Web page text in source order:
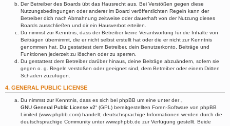
Der Betreiber des Boards übt das Hausrecht aus. Bei Verstößen gegen diese
Nutzungsbedingungen oder anderer im Board veröffentlichten Regeln kann der
Betreiber dich nach Abmahnung zeitweise oder dauerhaft von der Nutzung dieses
Boards ausschließen und dir ein Hausverbot erteilen.
Du nimmst zur Kenntnis, dass der Betreiber keine Verantwortung für die Inhalte von
Beiträgen übernimmt, die er nicht selbst erstellt hat oder die er nicht zur Kenntnis
genommen hat. Du gestattest dem Betreiber, dein Benutzerkonto, Beiträge und
Funktionen jederzeit zu löschen oder zu sperren.
Du gestattest dem Betreiber darüber hinaus, deine Beiträge abzuändern, sofern sie
gegen o. g. Regeln verstoßen oder geeignet sind, dem Betreiber oder einem Dritten
Schaden zuzufügen.
4. GENERAL PUBLIC LICENSE
Du nimmst zur Kenntnis, dass es sich bei phpBB um eine unter der „
GNU General Public License v2“ (GPL) bereitgestellten Foren-Software von phpBB
Limited (www.phpbb.com) handelt; deutschsprachige Informationen werden durch die
deutschsprachige Community unter www.phpbb.de zur Verfügung gestellt. Beide